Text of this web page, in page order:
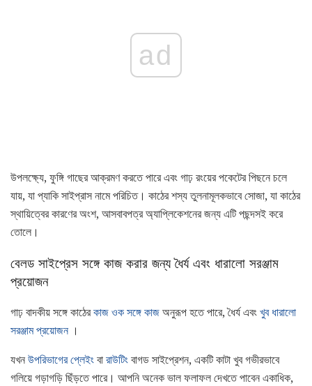
ad
উপলক্ষ্যে, ফুঙ্গি গাছের আক্রমণ করতে পারে এবং গাঢ় রংয়ের পকেটের পিছনে চলে
যায়, যা প্যাকি সাইপ্রাস নামে পরিচিত। কাঠের শস্য তুলনামূলকভাবে সোজা, যা কাঠের
স্থায়িত্বের কারণের অংশ, আসবাবপত্র অ্যাপ্লিকেশনের জন্য এটি পছন্দসই করে
তোলে।
বেলড সাইপ্রেস সঙ্গে কাজ করার জন্য ধৈর্য এবং ধারালো সরঞ্জাম
প্রয়োজন
গাঢ় বাদকীয় সঙ্গে কাঠেরকাজ ওক সঙ্গে কাজ অনুরূপ হতে পারে, ধৈর্য এবং খুব ধারালো
সরঞ্জাম প্রয়োজন।
যখন উপরিভাগের প্লেইং বা রাউটিং বাগড সাইপ্রেশন, একটি কাটা খুব গভীরভাবে
গলিয়ে গড়াগড়ি ছিঁড়তে পারে। আপনি অনেক ভাল ফলাফল দেখতে পাবেন একাধিক,